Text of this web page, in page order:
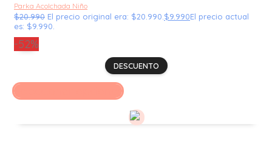
Parka Acolchada Niño
$20.990 El precio original era: $20.990. $9.990El precio actual
es: $9.990.
-52%
DESCUENTO
Seleccionar opciones